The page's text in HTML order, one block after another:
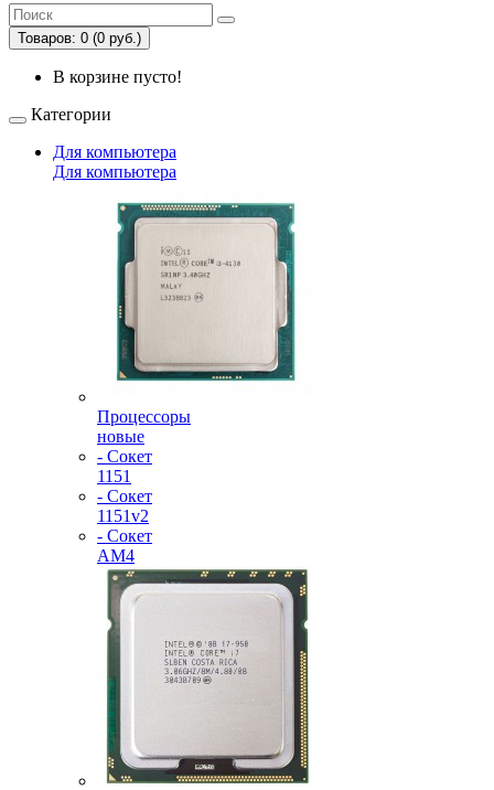
Товаров: 0 (0 руб.)
В корзине пусто!
Категории
Для компьютера
Для компьютера
Процессоры
новые
- Сокет
1151
- Сокет
1151v2
- Сокет
AM4